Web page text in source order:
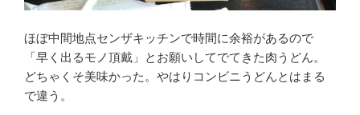
ほぼ中間地点センザキッチンで時間に余裕があるので
「早く出るモノ頂戴」とお願いしてでてきた肉うどん。
どちゃくそ美味かった。やはりコンビニうどんとはまる
で違う。